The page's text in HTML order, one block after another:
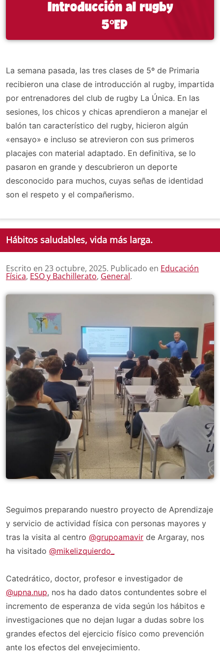
La semana pasada, las tres clases de 5º de Primaria
recibieron una clase de introducción al rugby, impartida
por entrenadores del club de rugby La Única. En las
sesiones, los chicos y chicas aprendieron a manejar el
balón tan característico del rugby, hicieron algún
«ensayo» e incluso se atrevieron con sus primeros
placajes con material adaptado. En definitiva, se lo
pasaron en grande y descubrieron un deporte
desconocido para muchos, cuyas señas de identidad
son el respeto y el compañerismo.
Hábitos saludables, vida más larga.
Escrito en 23 octubre, 2025. Publicado en Educación
Física, ESO y Bachillerato, General.
Seguimos preparando nuestro proyecto de Aprendizaje
y servicio de actividad física con personas mayores y
tras la visita al centro @grupoamavir de Argaray, nos
ha visitado @mikelizquierdo_
Catedrático, doctor, profesor e investigador de
@upna.nup, nos ha dado datos contundentes sobre el
incremento de esperanza de vida según los hábitos e
investigaciones que no dejan lugar a dudas sobre los
grandes efectos del ejercicio físico como prevención
ante los efectos del envejecimiento.